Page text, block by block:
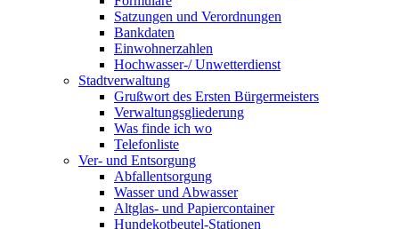
Satzungen und Verordnungen
Bankdaten
Einwohnerzahlen
Hochwasser-/ Unwetterdienst
Stadtverwaltung
Grußwort des Ersten Bürgermeisters
Verwaltungsgliederung
Was finde ich wo
Telefonliste
Ver- und Entsorgung
Abfallentsorgung
Wasser und Abwasser
Altglas- und Papiercontainer
Hundekotbeutel-Stationen